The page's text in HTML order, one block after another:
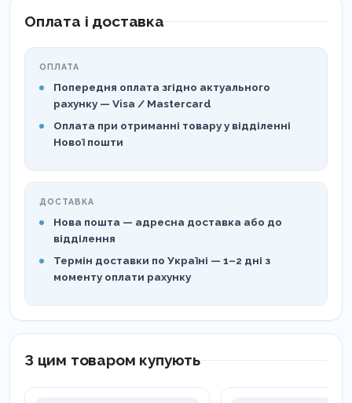
Оплата і доставка
ОПЛАТА
Попередня оплата згідно актуального
рахунку — Visa / Mastercard
Оплата при отриманні товару у відділенні
Нової пошти
ДОСТАВКА
Нова пошта — адресна доставка або до
відділення
Термін доставки по Україні — 1–2 дні з
моменту оплати рахунку
З цим товаром купують